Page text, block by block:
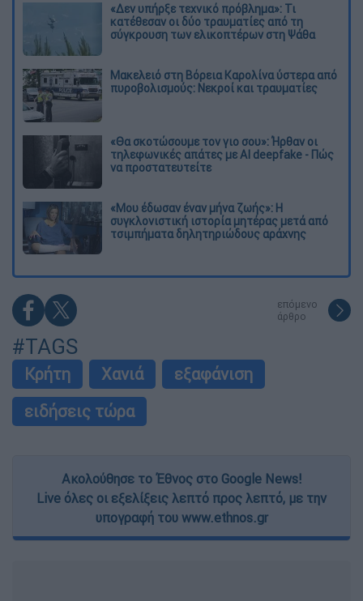
«Δεν υπήρξε τεχνικό πρόβλημα»: Τι
κατέθεσαν οι δύο τραυματίες από τη
σύγκρουση των ελικοπτέρων στη Ψάθα
Μακελειό στη Βόρεια Καρολίνα ύστερα από
πυροβολισμούς: Νεκροί και τραυματίες
«Θα σκοτώσουμε τον γιο σου»: Ήρθαν οι
τηλεφωνικές απάτες με AI deepfake - Πώς
να προστατευτείτε
«Μου έδωσαν έναν μήνα ζωής»: Η
συγκλονιστική ιστορία μητέρας μετά από
τσιμπήματα δηλητηριώδους αράχνης
επόμενο
άρθρο
#TAGS
Κρήτη Χανιά
εξαφάνιση
ειδήσεις τώρα
Ακολούθησε το Έθνος στο Google News!
Live όλες οι εξελίξεις λεπτό προς λεπτό, με την
υπογραφή του www.ethnos.gr